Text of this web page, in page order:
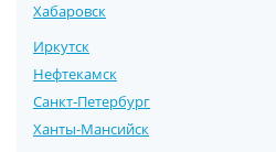
Хабаровск
Иркутск
Нефтекамск
Санкт-Петербург
Ханты-Мансийск